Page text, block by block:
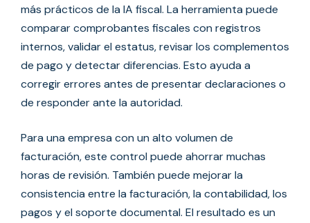
más prácticos de la IA fiscal. La herramienta puede
comparar comprobantes fiscales con registros
internos, validar el estatus, revisar los complementos
de pago y detectar diferencias. Esto ayuda a
corregir errores antes de presentar declaraciones o
de responder ante la autoridad.
Para una empresa con un alto volumen de
facturación, este control puede ahorrar muchas
horas de revisión. También puede mejorar la
consistencia entre la facturación, la contabilidad, los
pagos y el soporte documental. El resultado es un